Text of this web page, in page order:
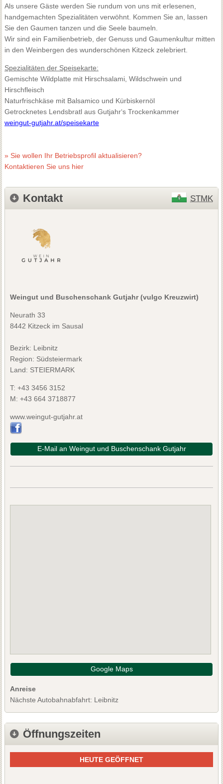
Als unsere Gäste werden Sie rundum von uns mit erlesenen,
handgemachten Spezialitäten verwöhnt. Kommen Sie an, lassen
Sie den Gaumen tanzen und die Seele baumeln.
Wir sind ein Familienbetrieb, der Genuss und Gaumenkultur mitten
in den Weinbergen des wunderschönen Kitzeck zelebriert.
Spezialitäten der Speisekarte:
Gemischte Wildplatte mit Hirschsalami, Wildschwein und
Hirschfleisch
Naturfrischkäse mit Balsamico und Kürbiskernöl
Getrocknetes Lendsbratl aus Gutjahr‘s Trockenkammer
weingut-gutjahr.at/speisekarte
» Sie wollen Ihr Betriebsprofil aktualisieren?
Kontaktieren Sie uns hier
Kontakt STMK
Weingut und Buschenschank Gutjahr (vulgo Kreuzwirt)
Neurath 33
8442 Kitzeck im Sausal
Bezirk: Leibnitz
Region: Südsteiermark
Land: STEIERMARK
T: +43 3456 3152
M: +43 664 3718877
www.weingut-gutjahr.at
E-Mail an Weingut und Buschenschank Gutjahr
Google Maps
Anreise
Nächste Autobahnabfahrt: Leibnitz
Öffnungszeiten
HEUTE GEÖFFNET